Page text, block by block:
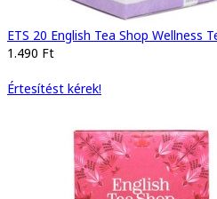
ETS 20 English Tea Shop Wellness
1.490 Ft
Értesítést kérek!